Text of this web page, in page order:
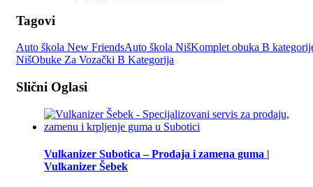
Tagovi
Auto škola New FriendsAuto škola NišKomplet obuka B
NišObuke Za Vozački B Kategorija
Slični Oglasi
Vulkanizer Subotica – Prodaja i zamena guma |
Vulkanizer Šebek